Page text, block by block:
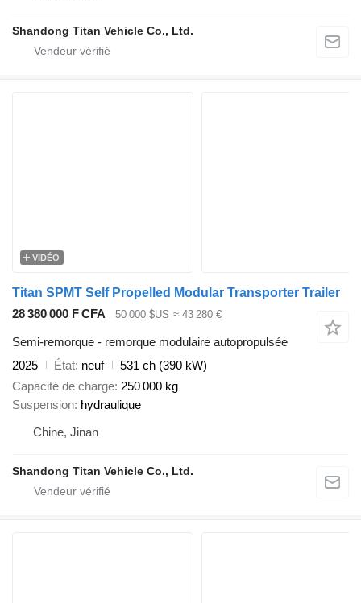
Shandong Titan Vehicle Co., Ltd.
VIDÉO
Titan SPMT Self Propelled Modular Transporter Trailer
28 380 000 F CFA
50 000 $US ≈ 43 280 €
Semi-remorque - remorque modulaire autopropulsée
2025
État neuf
531 ch (390 kW)
Capacité de charge 250 000 kg
Suspension hydraulique
Chine, Jinan
Shandong Titan Vehicle Co., Ltd.